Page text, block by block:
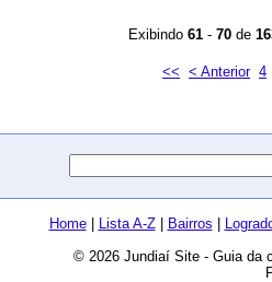
Exibindo 61- 70de
<< < Anterior 4
Home| Lista A-Z| Bairros
© 2026 Jundiaí Site - Guia da